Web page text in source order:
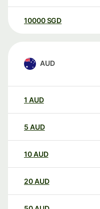
10000 SGD
AUD
1 AUD
5 AUD
10AUD
20AUD